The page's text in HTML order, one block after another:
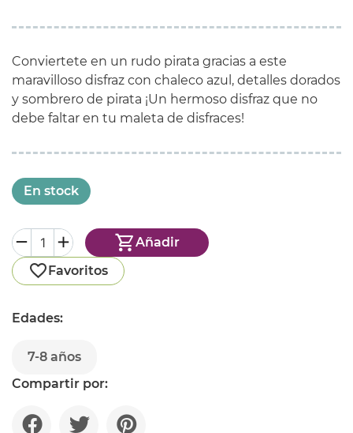
Conviertete en un rudo pirata gracias a este
maravilloso disfraz con chaleco azul, detalles dorados
y sombrero de pirata ¡Un hermoso disfraz que no
debe faltar en tu maleta de disfraces!
En stock
Añadir
Favoritos
Edades:
7-8 años
Compartir por: